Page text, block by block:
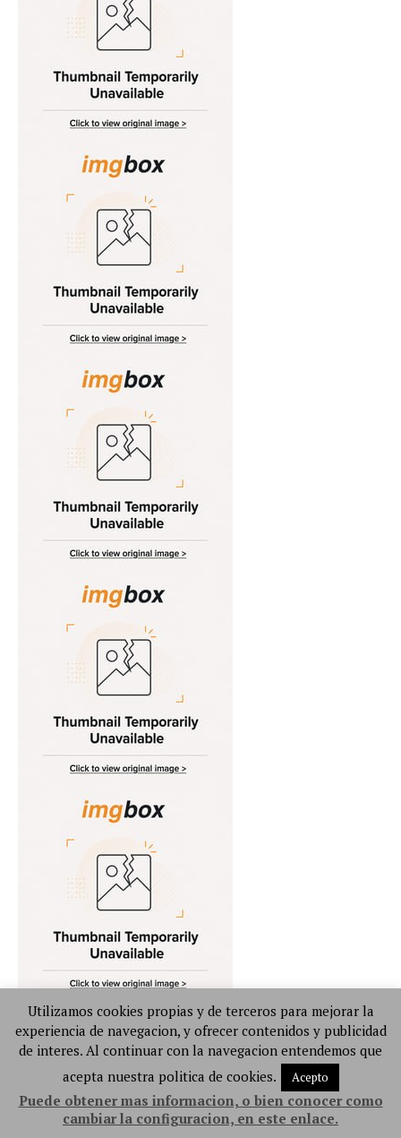
Utilizamos cookies propias y de terceros para mejorar la
experiencia de navegacion, y ofrecer contenidos y publicidad
de interes. Al continuar con la navegacion entendemos que
acepta nuestra politica de cookies.
Acepto
Puede obtener mas informacion, o bien conocer como
cambiar la configuracion, en este enlace.